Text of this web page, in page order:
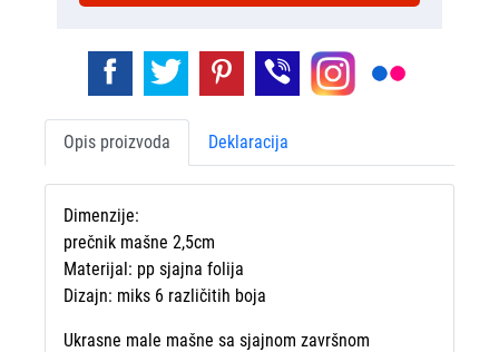
Opis proizvoda Deklaracija
Dimenzije:
prečnik mašne 2,5cm
Materijal: pp sjajna folija
Dizajn: miks 6 različitih boja
Ukrasne male mašne sa sjajnom završnom